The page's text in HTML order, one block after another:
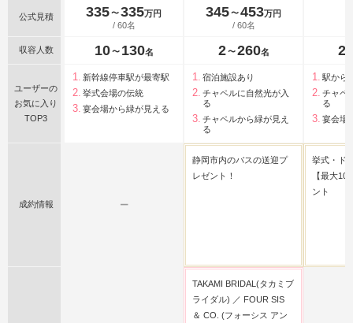
公式見積 335〜335万円
/ 60名
345〜453万円
/ 60名
収容人数 10 〜 130名 2 〜 260名 2
ユーザーの
お気に入り
TOP3
新幹線停車駅が最寄駅
挙式会場の伝統
宴会場から緑が見える
宿泊施設あり
チャペルに自然光が入
る
チャペルから緑が見え
る
駅から
チャペ
る
宴会場
成約情報 ー
静岡市内のバスの送迎プ
レゼント！
挙式・ド
【最大10
ント
TAKAMI BRIDAL(タカミブ
ライダル)
FOUR SIS
＆ CO. (フォーシス アン